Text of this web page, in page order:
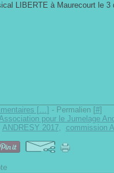
[ …] - Permalien [#]
pour le Jumelage
ANDRESY 2017, commission